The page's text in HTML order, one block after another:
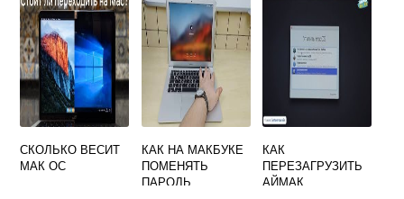
СКОЛЬКО ВЕСИТ
МАК ОС
КАК НА МАКБУКЕ
ПОМЕНЯТЬ
ПАРОЛЬ
КАК
ПЕРЕЗАГРУЗИТЬ
АЙМАК